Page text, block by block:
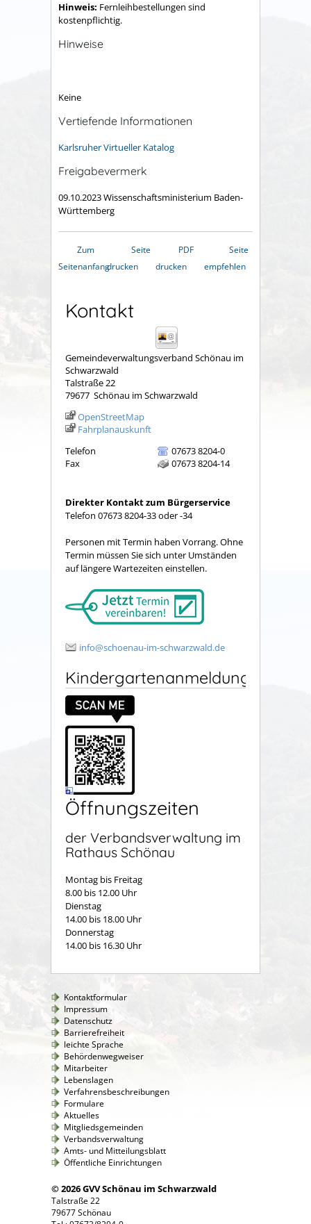
Hinweis: Fernleihbestellungen sind
kostenpflichtig.
Hinweise
Keine
Vertiefende Informationen
Karlsruher Virtueller Katalog
Freigabevermerk
09.10.2023 Wissenschaftsministerium Baden-
Württemberg
Zum
Seitenanfang
Seite
drucken
PDF
drucken
Seite
empfehlen
Kontakt
Gemeindeverwaltungsverband Schönau im
Schwarzwald
Talstraße 22
79677 Schönau im Schwarzwald
OpenStreetMap
Fahrplanauskunft
Telefon
07673 8204-0
Fax
07673 8204-14
Direkter Kontakt zum Bürgerservice
Telefon 07673 8204-33 oder -34
Personen mit Termin haben Vorrang. Ohne
Termin müssen Sie sich unter Umständen
auf längere Wartezeiten einstellen.
info@schoenau-im-schwarzwald.de
Kindergartenanmeldung
Öffnungszeiten
der Verbandsverwaltung im
Rathaus Schönau
Montag bis Freitag
8.00 bis 12.00 Uhr
Dienstag
14.00 bis 18.00 Uhr
Donnerstag
14.00 bis 16.30 Uhr
Kontaktformular
Impressum
Datenschutz
Barrierefreiheit
leichte Sprache
Behördenwegweiser
Mitarbeiter
Lebenslagen
Verfahrensbeschreibungen
Formulare
Aktuelles
Mitgliedsgemeinden
Verbandsverwaltung
Amts- und Mitteilungsblatt
Öffentliche Einrichtungen
© 2026 GVV Schönau im Schwarzwald
Talstraße 22
79677 Schönau